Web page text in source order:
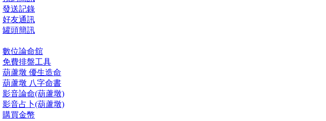
發送記錄
好友通訊
罐頭簡訊
數位論命舘
免費排盤工具
葫蘆墩 優生造命
葫蘆墩 八字命書
影音論命(葫蘆墩)
影音占卜(葫蘆墩)
購買金幣